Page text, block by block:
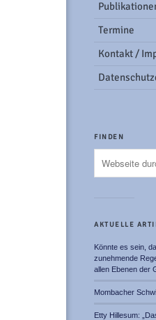
Termine
Kontakt /
FINDEN
AKTUELLE
Könnte es sein,
zunehmende
allen Ebenen der
Mombacher
Etty Hillesum: